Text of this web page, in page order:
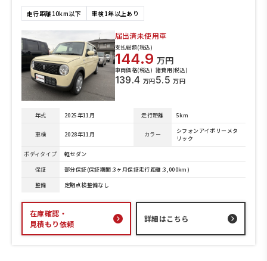
走行距離10km以下 車検1年以上あり
届出済未使用車
支払総額(税込)
144.9 万円
車両価格(税込)
139.4 万円
諸費用(税込)
5.5 万円
年式 2025年11月 走行距離 5km
車検 2028年11月 カラー
シフォンアイボリーメタ
リック
ボディタイプ
軽セダン
保証
部分保証(保証期間:3ヶ月保証走行距離:3,000km)
整備
定期点検整備なし
在庫確認・
見積もり依頼
詳細はこちら